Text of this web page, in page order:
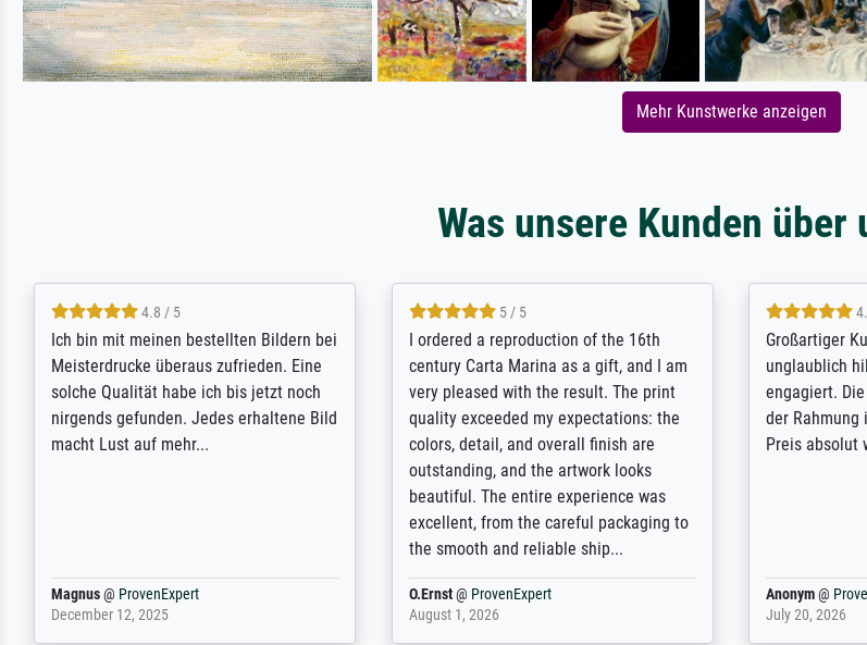
Mehr Kunstwerke anzeigen
Was unsere Kunden über
5 / 5
Rundum positive Erfahrung. Die
Ausführung des Auftrags hat eine Weile
gedauert, die angekündigte Lieferzeit
wurde aber letztlich sogar etwas
unterschritten. Die Qualität des Papiers
Dr.@ProvenExpert
February 3, 2026
5 / 5
The team at Meisterdrucke strives to
meet its clients demands, and provides
expert advice on how to obtain the best
results for the prints requested by the
client. The company has a vast
repertoire of prints to choose from, and
will provide excellent service also with
regards to prints which are not in that
repertoire. Highly recommended!
Anonym@ProvenExpert
April 22, 2026
Outstanding
support. - the
excellent
from the real
for high-
Anonym@
January 12, 2026